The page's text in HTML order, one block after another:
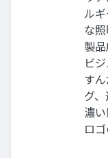
ル
な
製
ビ
す
グ
濃
ロ